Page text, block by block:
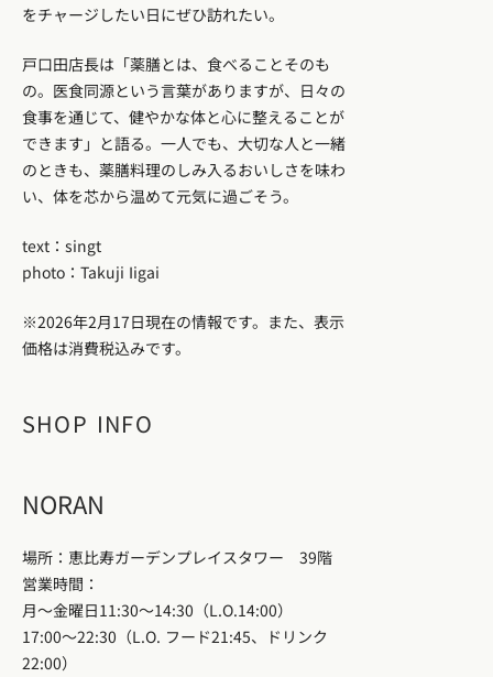
をチャージしたい日にぜひ訪れたい。
戸口田店長は「薬膳とは、食べることそのも
の。医食同源という言葉がありますが、日々の
食事を通じて、健やかな体と心に整えることが
できます」と語る。一人でも、大切な人と一緒
のときも、薬膳料理のしみ入るおいしさを味わ
い、体を芯から温めて元気に過ごそう。
text：singt
photo：Takuji Iigai
※2026年2月17日現在の情報です。また、表示
価格は消費税込みです。
SHOP INFO
NORAN
場所：恵比寿ガーデンプレイスタワー 39階
営業時間：
月〜金曜日11:30〜14:30（L.O.14:00）
17:00〜22:30（L.O. フード21:45、ドリンク
22:00）